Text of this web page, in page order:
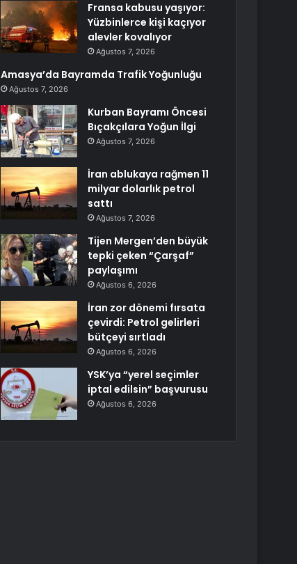
Fransa kabusu yaşıyor:
Yüzbinlerce kişi kaçıyor
alevler kovalıyor
Ağustos 7, 2026
Amasya’da Bayramda Trafik Yoğunluğu
Ağustos 7, 2026
Kurban Bayramı Öncesi
Bıçakçılara Yoğun İlgi
Ağustos 7, 2026
İran ablukaya rağmen 11
milyar dolarlık petrol
sattı
Ağustos 7, 2026
Tijen Mergen’den büyük
tepki çeken “Çarşaf”
paylaşımı
Ağustos 6, 2026
İran zor dönemi fırsata
çevirdi: Petrol gelirleri
bütçeyi sırtladı
Ağustos 6, 2026
YSK’ya “yerel seçimler
iptal edilsin” başvurusu
Ağustos 6, 2026